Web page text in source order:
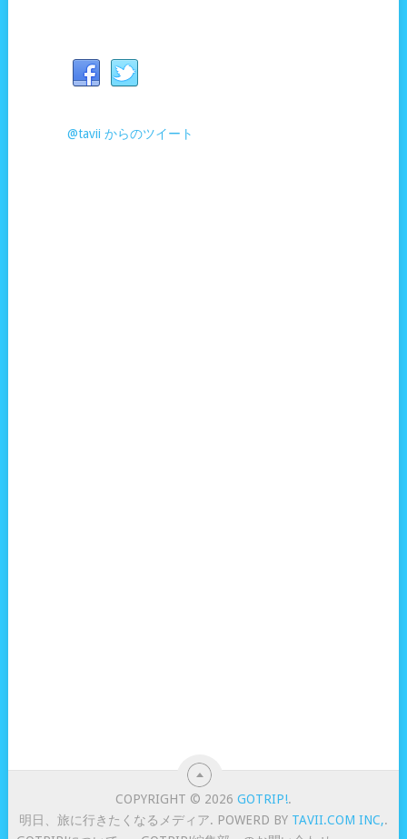
@tavii からのツイート
COPYRIGHT © 2026GOTRIP!.
明日、旅に行きたくなるメディア. POWERD BY TAVII.COM INC,.